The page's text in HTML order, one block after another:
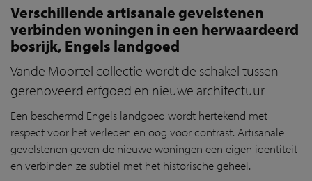
Verschillende artisanale gevelstenen
verbinden woningen in een herwaardeerd
bosrijk, Engels landgoed
Vande Moortel collectie wordt de schakel tussen
gerenoveerd erfgoed en nieuwe architectuur
Een beschermd Engels landgoed wordt hertekend met
respect voor het verleden en oog voor contrast. Artisanale
gevelstenen geven de nieuwe woningen een eigen identiteit
en verbinden ze subtiel met het historische geheel.